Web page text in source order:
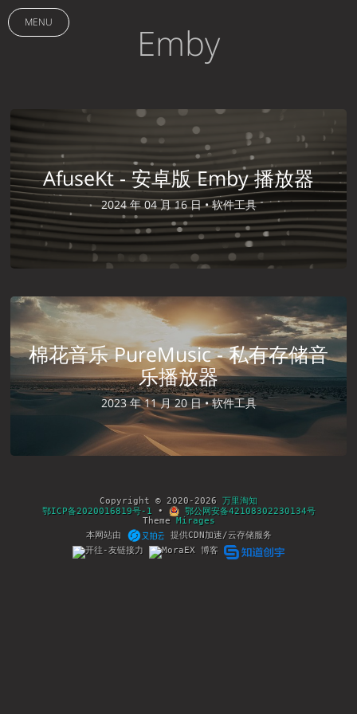
MENU Emby
AfuseKt - 安卓版 Emby 播放器
2024 年 04 月 16 日 •软件工具
棉花音乐 PureMusic - 私有存储音
乐播放器
2023 年 11 月 20 日 •软件工具
Copyright © 2020-2026 万里淘知
鄂ICP备2020016819号-1 •
鄂公网安备42108302230134号
Theme Mirages
本网站由
提供CDN加速/云存储服务